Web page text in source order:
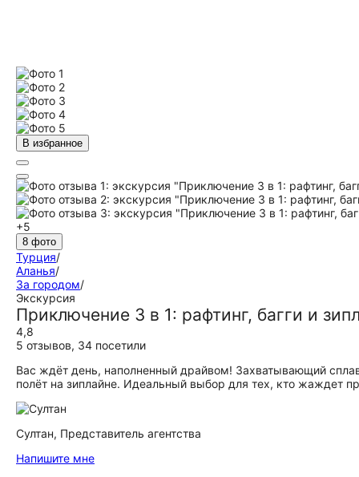
В избранное
+5
8 фото
Турция/
Аланья/
За городом/
Экскурсия
Приключение 3 в 1: рафтинг, багги и
4,8
5 отзывов, 34 посетили
Вас ждёт день, наполненный драйвом! Захватывающий
полёт на зиплайне. Идеальный выбор для тех, кто жаждет
Султан, Представитель агентства
Напишите мне